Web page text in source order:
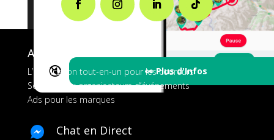
🔇 👀 Plus d'Infos
A propos de FMS
L’application tout-en-un pour les coureurs
Services aux organisateurs d’événements
Ads pour les marques
Chat en Direct